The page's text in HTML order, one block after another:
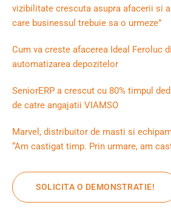
vizibilitate crescuta asupra afacerii si
care businessul trebuie sa o urmeze”
Cum va creste afacerea Ideal Feroluc
automatizarea depozitelor
SeniorERP a crescut cu 80% timpul
de catre angajatii VIAMSO
Marvel, distribuitor de masti si
“Am castigat timp. Prin urmare, am
SOLICITA O DEMONSTRATIE!